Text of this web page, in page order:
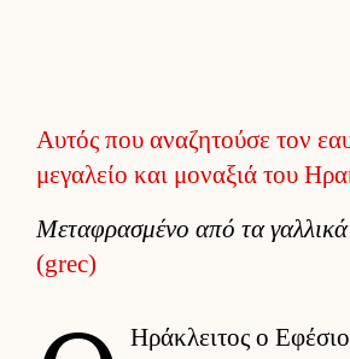
Αυτός που αναζητούσε τον
μεγαλείο και μοναξιά του
Μεταφρασμένο από τα γαλ­λικά
(grec)
Ηράκλει­τος ο